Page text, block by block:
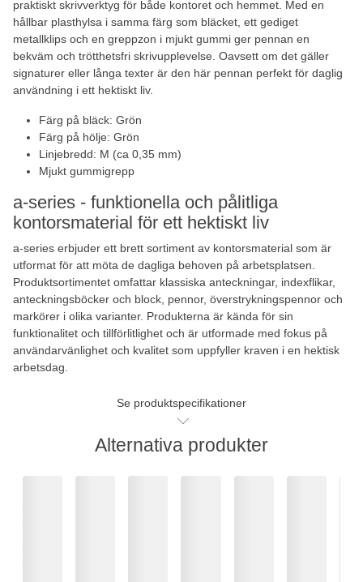
praktiskt skrivverktyg för både kontoret och hemmet. Med en
hållbar plasthylsa i samma färg som bläcket, ett gediget
metallklips och en greppzon i mjukt gummi ger pennan en
bekväm och trötthetsfri skrivupplevelse. Oavsett om det gäller
signaturer eller långa texter är den här pennan perfekt för daglig
användning i ett hektiskt liv.
Färg på bläck: Grön
Färg på hölje: Grön
Linjebredd: M (ca 0,35 mm)
Mjukt gummigrepp
a-series - funktionella och pålitliga
kontorsmaterial för ett hektiskt liv
a-series erbjuder ett brett sortiment av kontorsmaterial som är
utformat för att möta de dagliga behoven på arbetsplatsen.
Produktsortimentet omfattar klassiska anteckningar, indexflikar,
anteckningsböcker och block, pennor, överstrykningspennor och
markörer i olika varianter. Produkterna är kända för sin
funktionalitet och tillförlitlighet och är utformade med fokus på
användarvänlighet och kvalitet som uppfyller kraven i en hektisk
arbetsdag.
Se produktspecifikationer
Alternativa produkter